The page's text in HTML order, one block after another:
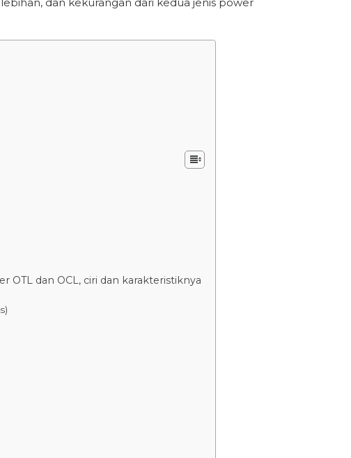
dan OCL, ciri dan karakteristiknya